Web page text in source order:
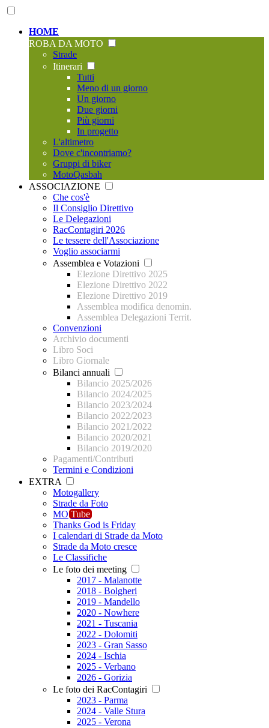
HOME
ROBA DA MOTO
Strade
Itinerari
Tutti
Meno di un giorno
Un giorno
Due giorni
Più giorni
In progetto
L'altimetro
Dove c'incontriamo?
Gruppi di biker
MotoQasbah
ASSOCIAZIONE
Che cos'è
Il Consiglio Direttivo
Le Delegazioni
RacContagiri 2026
Le tessere dell'Associazione
Voglio associarmi
Assemblea e Votazioni
Elezione Direttivo 2025
Elezione Direttivo 2022
Elezione Direttivo 2019
Assemblea modifica denomin.
Assemblea Delegazioni Territ.
Convenzioni
Archivio documenti
Libro Soci
Libro Giornale
Bilanci annuali
Bilancio 2025/2026
Bilancio 2024/2025
Bilancio 2023/2024
Bilancio 2022/2023
Bilancio 2021/2022
Bilancio 2020/2021
Bilancio 2019/2020
Pagamenti/Contributi
Termini e Condizioni
EXTRA
Motogallery
Strade da Foto
MO Tube
Thanks God is Friday
I calendari di Strade da Moto
Strade da Moto cresce
Le Classifiche
Le foto dei meeting
2017 - Malanotte
2018 - Bolgheri
2019 - Mandello
2020 - Nowhere
2021 - Tuscania
2022 - Dolomiti
2023 - Gran Sasso
2024 - Ischia
2025 - Verbano
2026 - Gorizia
Le foto dei RacContagiri
2023 - Parma
2024 - Valle Stura
2025 - Verona